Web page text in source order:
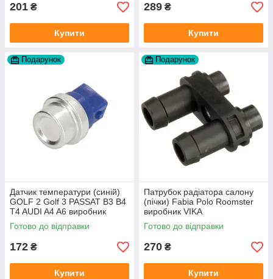
201 ₴
Купити
289 ₴
Купити
Подарунок
Датчик температури (синій)
GOLF 2 Golf 3 PASSAT B3 B4
T4 AUDI A4 A6 виробник
Topran Німеччина
Готово до відправки
172 ₴
Купити
Подарунок
Патрубок радіатора салону
(пічки) Fabia Polo Roomster
виробник VIKA
Готово до відправки
270 ₴
Купити